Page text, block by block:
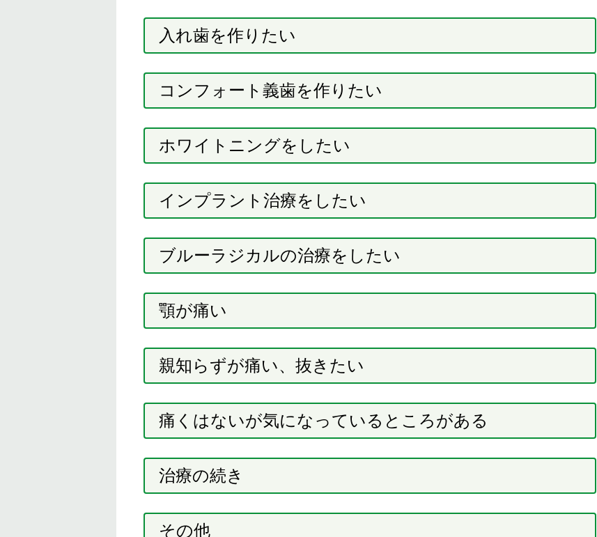
入れ歯を作りたい
コンフォート義歯を作りたい
ホワイトニングをしたい
インプラント治療をしたい
ブルーラジカルの治療をしたい
顎が痛い
親知らずが痛い、抜きたい
痛くはないが気になっているところがある
治療の続き
その他